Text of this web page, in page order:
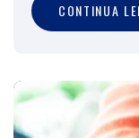
CONTINUA